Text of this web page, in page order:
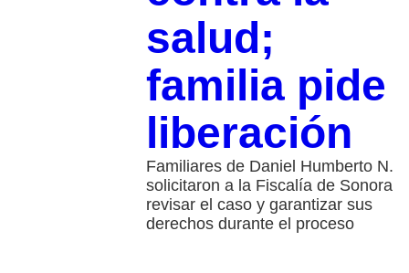
salud;
familia pide
liberación
Familiares de Daniel Humberto N.
solicitaron a la Fiscalía de Sonora
revisar el caso y garantizar sus
derechos durante el proceso